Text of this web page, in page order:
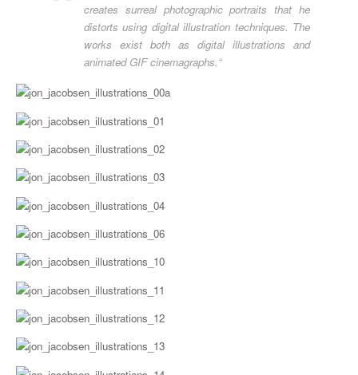
creates surreal photographic portraits that he
distorts using digital illustration techniques. The
works exist both as digital illustrations and
animated GIF cinemagraphs.“